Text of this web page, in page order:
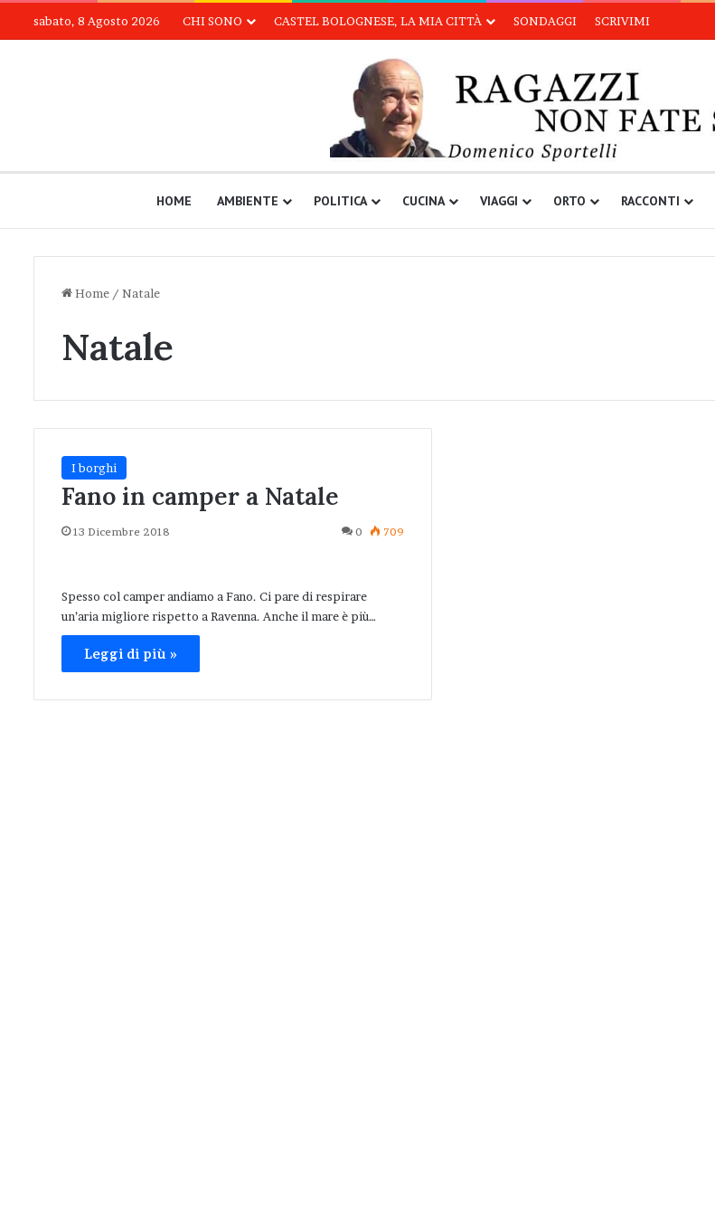
sabato, 8 Agosto 2026 CHI SONO CASTEL BOLOGNESE, LA MIA CITTÀ SONDAGGI SCRIVIMI
HOME AMBIENTE POLITICA CUCINA VIAGGI ORTO RACCONTI
Home / Natale
Natale
I borghi
Fano in camper a Natale
13 Dicembre 2018 0 709
Spesso col camper andiamo a Fano. Ci pare di respirare
un’aria migliore rispetto a Ravenna. Anche il mare è più…
Leggi di più »